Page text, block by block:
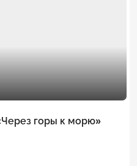
горы к морю»